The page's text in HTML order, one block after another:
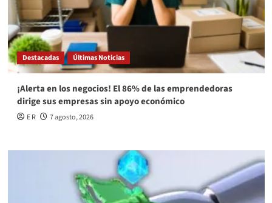
Destacadas Últimas Noticias
¡Alerta en los negocios! El 86% de las emprendedoras
dirige sus empresas sin apoyo económico
E R 7 agosto, 2026